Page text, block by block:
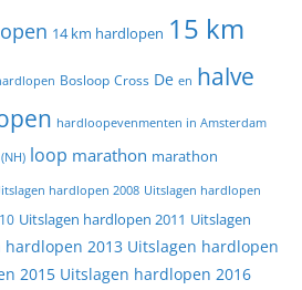
14 km hardlopen 15 km
Bosloop Cross De en halve
hardloopevenmenten in Amsterdam
loop marathon marathon
hardlopen 2008 Uitslagen hardlopen
Uitslagen hardlopen 2011 Uitslagen
hardlopen 2013 Uitslagen hardlopen
2015 Uitslagen hardlopen 2016